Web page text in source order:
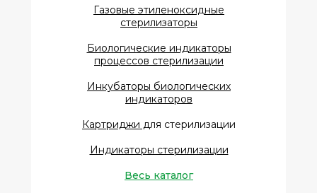
Газовые этиленоксидные
стерилизаторы
Биологические индикаторы
процессов стерилизации
Инкубаторы биологических
индикаторов
Картриджи для стерилизации
Индикаторы стерилизации
Весь каталог